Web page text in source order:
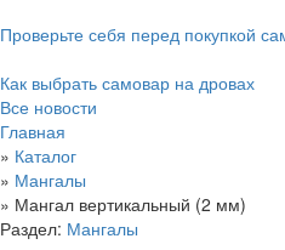
Проверьте себя перед покупкой
Как выбрать самовар на дровах
Все новости
Главная
» Каталог
» Мангалы
» Мангал вертикальный (2 мм)
Раздел: Мангалы